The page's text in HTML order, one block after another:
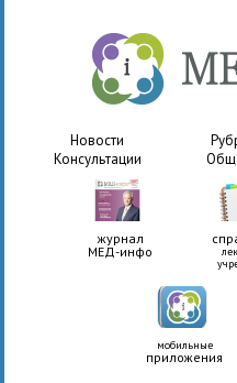
Новости
Консультации
журнал
МЕД-инфо
мобильные
приложения